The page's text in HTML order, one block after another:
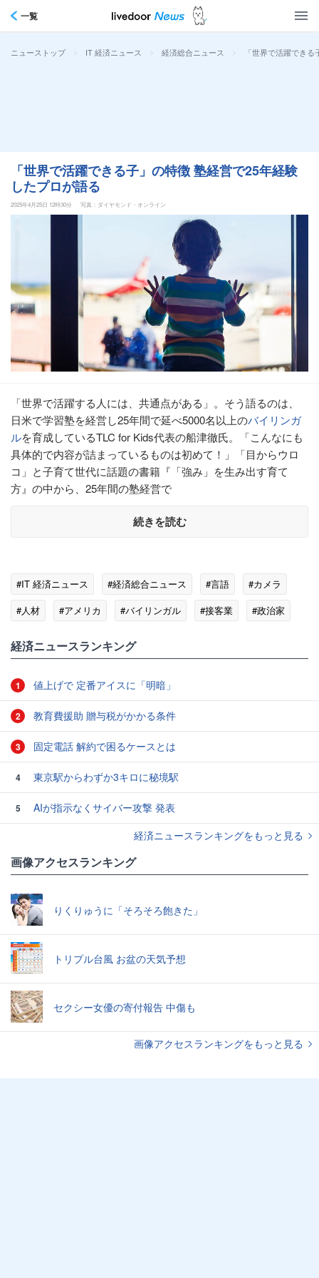
一覧
ニューストップ > IT 経済ニュース > 経済総合ニュース > 「世界で活躍でき
「世界で活躍できる子」の特徴 塾経営で25年経験
したプロが語る
2025年4月25日 12時30分 写真：ダイヤモンド・オンライン
「世界で活躍する人には、共通点がある」。そう語るのは、
日米で学習塾を経営し25年間で延べ5000名以上のバイリンガ
ルを育成しているTLC for Kids代表の船津徹氏。「こんなにも
具体的で内容が詰まっているものは初めて！」「目からウロ
コ」と子育て世代に話題の書籍『「強み」を生み出す育て
方』の中から、25年間の塾経営で
続きを読む
#IT 経済ニュース #経済総合ニュース #言語
#カメラ
#人材
#アメリカ #バイリンガル #接客業
#政治家
経済ニュースランキング
1 値上げで 定番アイスに「明暗」
2 教育費援助 贈与税がかかる条件
3 固定電話 解約で困るケースとは
4 東京駅からわずか3キロに秘境駅
5
AIが指示なくサイバー攻撃 発表
経済ニュースランキングをもっと見る
画像アクセスランキング
りくりゅうに「そろそろ飽きた」
トリプル台風 お盆の天気予想
セクシー女優の寄付報告 中傷も
画像アクセスランキングをもっと見る